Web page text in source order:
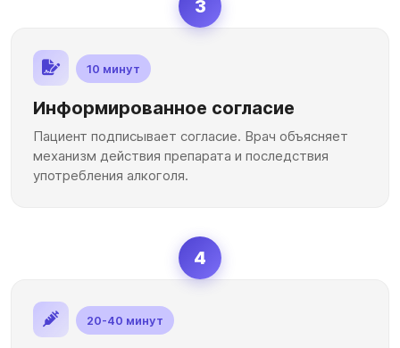
3
10 минут
Информированное согласие
Пациент подписывает согласие. Врач объясняет
механизм действия препарата и последствия
употребления алкоголя.
4
20-40 минут